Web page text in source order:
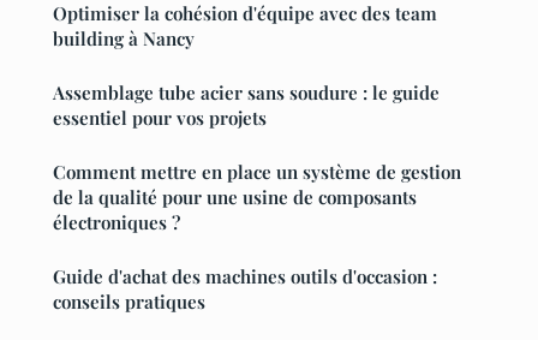
Optimiser la cohésion d'équipe avec des team
building à Nancy
Assemblage tube acier sans soudure : le guide
essentiel pour vos projets
Comment mettre en place un système de gestion
de la qualité pour une usine de composants
électroniques ?
Guide d'achat des machines outils d'occasion :
conseils pratiques